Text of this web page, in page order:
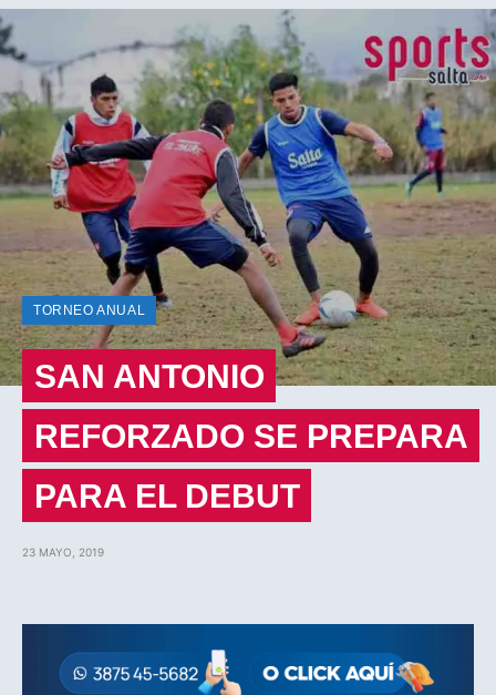
TORNEO ANUAL
SAN ANTONIO
REFORZADO SE PREPARA
PARA EL DEBUT
23 MAYO, 2019